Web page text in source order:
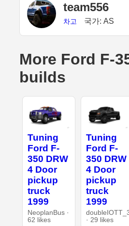
team556
차고 국가: AS
More Ford F-
builds
Tuning
Ford F-
350 DRW
4 Door
pickup
truck
1999
NeoplanBus ·
62 likes
Tuning
Ford F-
350 DRW
4 Door
pickup
truck
1999
· 29 likes